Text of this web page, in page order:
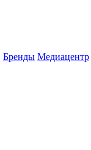
Бренды Медиацентр